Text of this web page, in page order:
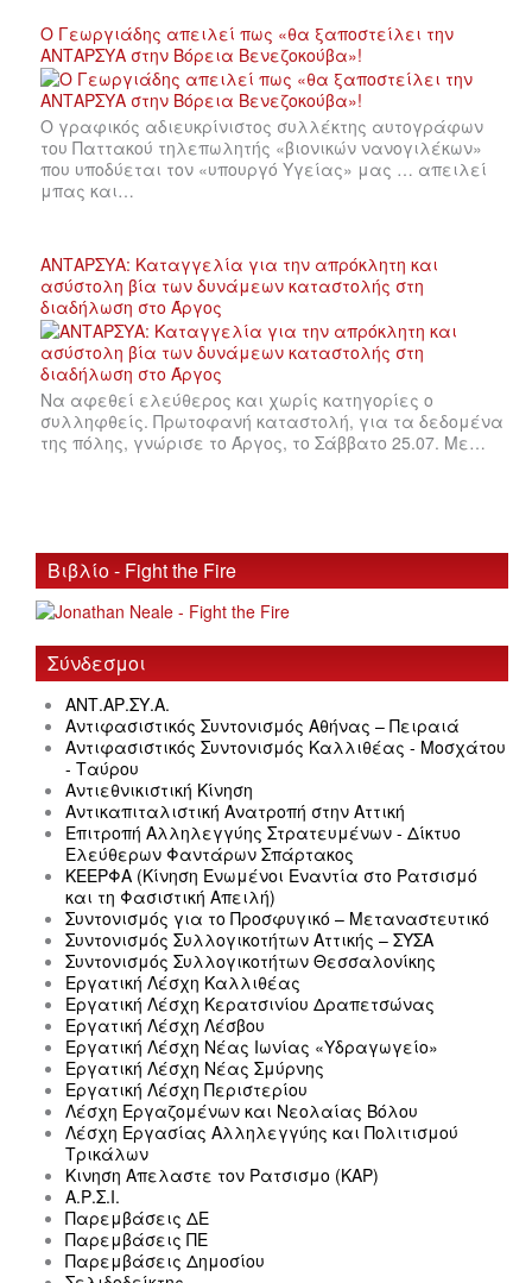
Ο Γεωργιάδης απειλεί πως «θα ξαποστείλει την
ΑΝΤΑΡΣΥΑ στην Βόρεια Βενεζοκούβα»!
Ο γραφικός αδιευκρίνιστος συλλέκτης αυτογράφων
του Παττακού τηλεπωλητής «βιονικών νανογιλέκων»
που υποδύεται τον «υπουργό Υγείας» μας … απειλεί
μπας και…
ΑΝΤΑΡΣΥΑ: Καταγγελία για την απρόκλητη και
ασύστολη βία των δυνάμεων καταστολής στη
διαδήλωση στο Άργος
Να αφεθεί ελεύθερος και χωρίς κατηγορίες ο
συλληφθείς. Πρωτοφανή καταστολή, για τα δεδομένα
της πόλης, γνώρισε το Άργος, το Σάββατο 25.07. Με…
Βιβλίο - Fight the Fire
Σύνδεσμοι
ΑΝΤ.ΑΡ.ΣΥ.Α.
Αντιφασιστικός Συντονισμός Αθήνας – Πειραιά
Αντιφασιστικός Συντονισμός Καλλιθέας - Μοσχάτου
- Ταύρου
Αντιεθνικιστική Κίνηση
Αντικαπιταλιστική Ανατροπή στην Αττική
Επιτροπή Αλληλεγγύης Στρατευμένων - Δίκτυο
Ελεύθερων Φαντάρων Σπάρτακος
ΚΕΕΡΦΑ (Κίνηση Ενωμένοι Εναντία στο Ρατσισμό
και τη Φασιστική Απειλή)
Συντονισμός για το Προσφυγικό – Μεταναστευτικό
Συντονισμός Συλλογικοτήτων Αττικής – ΣΥΣΑ
Συντονισμός Συλλογικοτήτων Θεσσαλονίκης
Εργατική Λέσχη Καλλιθέας
Εργατική Λέσχη Κερατσινίου Δραπετσώνας
Εργατική Λέσχη Λέσβου
Εργατική Λέσχη Νέας Ιωνίας «Υδραγωγείο»
Εργατική Λέσχη Νέας Σμύρνης
Εργατική Λέσχη Περιστερίου
Λέσχη Εργαζομένων και Νεολαίας Βόλου
Λέσχη Εργασίας Αλληλεγγύης και Πολιτισμού
Τρικάλων
Κινηση Απελαστε τον Ρατσισμο (ΚΑΡ)
Α.Ρ.Σ.Ι.
Παρεμβάσεις ΔΕ
Παρεμβάσεις ΠΕ
Παρεμβάσεις Δημοσίου